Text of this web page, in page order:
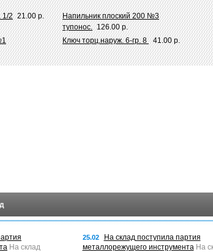
1/2 21.00 р.
Напильник плоский 200 №3
тупонос. 126.00 р.
Ключ торц.наруж. 6-гр. 8 41.00 р.
На склад
25.02
На склад поступила партия
металлорежущего инструментаНа